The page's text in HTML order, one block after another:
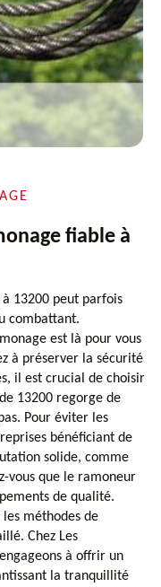
fiable à
13200 peut parfois
combattant.
est là pour vous
à préserver la sécurité
il est crucial de choisir
13200 regorge de
Pour éviter les
bénéficiant de
solide, comme
vous que le ramoneur
de qualité.
les méthodes de
Chez Les
à offrir un
la tranquillité